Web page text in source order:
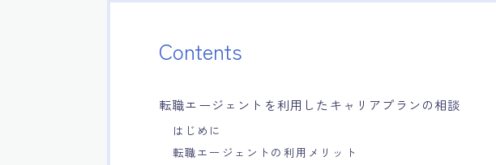
Contents
転職エージェントを利用したキャリアプランの相談
はじめに
転職エージェントの利用メリット